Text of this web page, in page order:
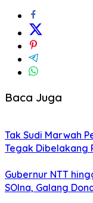
Baca Juga
Tak Sudi Marwah
Tegak Dibelakang
Gubernur NTT
SOIna, Galang